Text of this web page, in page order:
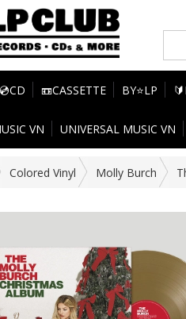
💿CD 📼CASSETTE BY⭐LP
VN UNIVERSAL MUSIC VN
Colored Vinyl Molly Burch